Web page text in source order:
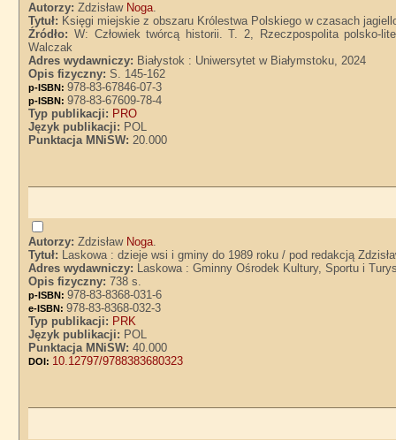
Autorzy:Zdzisław Noga.
Tytuł: Księgi miejskie z obszaru Królestwa Polskiego w czasach
Źródło: W: Człowiek twórcą historii. T. 2, Rzeczpospolita polsko-
Walczak
Adres wydawniczy: Białystok : Uniwersytet w Białymstoku, 2024
Opis fizyczny:S. 145-162
p-ISBN:978-83-67846-07-3
p-ISBN:978-83-67609-78-4
Typ publikacji: PRO
Język publikacji: POL
Punktacja MNiSW:20.000
Autorzy:Zdzisław Noga.
Tytuł: Laskowa : dzieje wsi i gminy do 1989 roku / pod redakcją
Adres wydawniczy: Laskowa : Gminny Ośrodek Kultury, Sportu i
Opis fizyczny:738 s.
p-ISBN:978-83-8368-031-6
e-ISBN:978-83-8368-032-3
Typ publikacji: PRK
Język publikacji: POL
Punktacja MNiSW:40.000
DOI: 10.12797/9788383680323